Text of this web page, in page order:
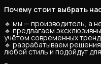
Почему стоит выбрать
🔹 мы — производитель, а
🔹 предлагаем
учётом современных
🔹 разрабатываем
любой стиль и подойдут